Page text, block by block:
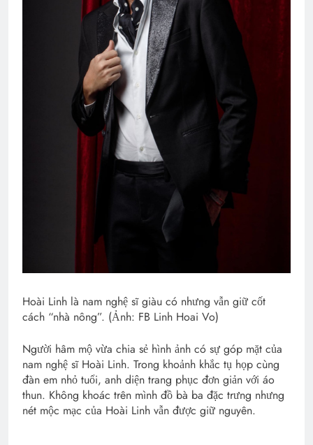
Hoài Linh là nam nghệ sĩ giàu có nhưng vẫn giữ cốt
cách “nhà nông”. (Ảnh: FB Linh Hoai Vo)
Người hâm mộ vừa chia sẻ hình ảnh có sự góp mặt của
nam nghệ sĩ Hoài Linh. Trong khoảnh khắc tụ họp cùng
đàn em nhỏ tuổi, anh diện trang phục đơn giản với áo
thun. Không khoác trên mình đồ bà ba đặc trưng nhưng
nét mộc mạc của Hoài Linh vẫn được giữ nguyên.